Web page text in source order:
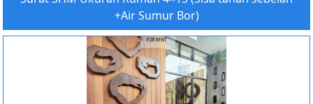
+Air Sumur Bor)